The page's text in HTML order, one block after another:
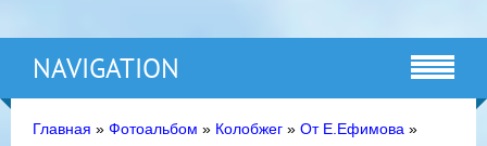
NAVIGATION
Главная » Фотоальбом » Колобжег » От Е.Ефимова »